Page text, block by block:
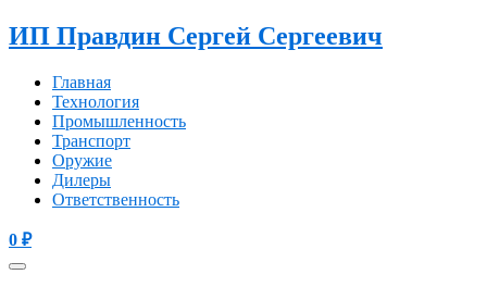
ИП Правдин Сергей Сергеевич
Главная
Технология
Промышленность
Транспорт
Оружие
Дилеры
Ответственность
0 ₽